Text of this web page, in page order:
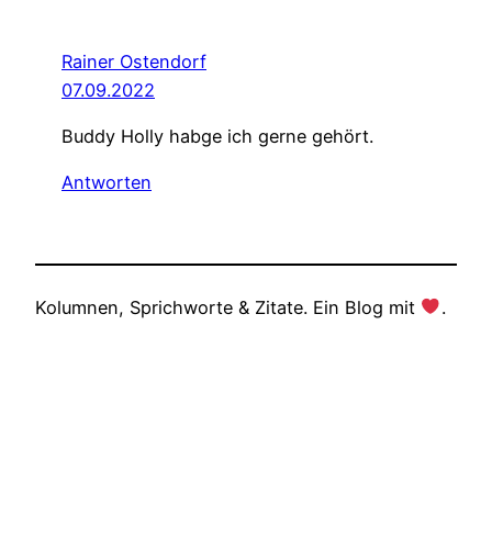
Rainer Ostendorf
07.09.2022
Buddy Holly habge ich gerne gehört.
Antworten
Kolumnen, Sprichworte & Zitate. Ein Blog mit .